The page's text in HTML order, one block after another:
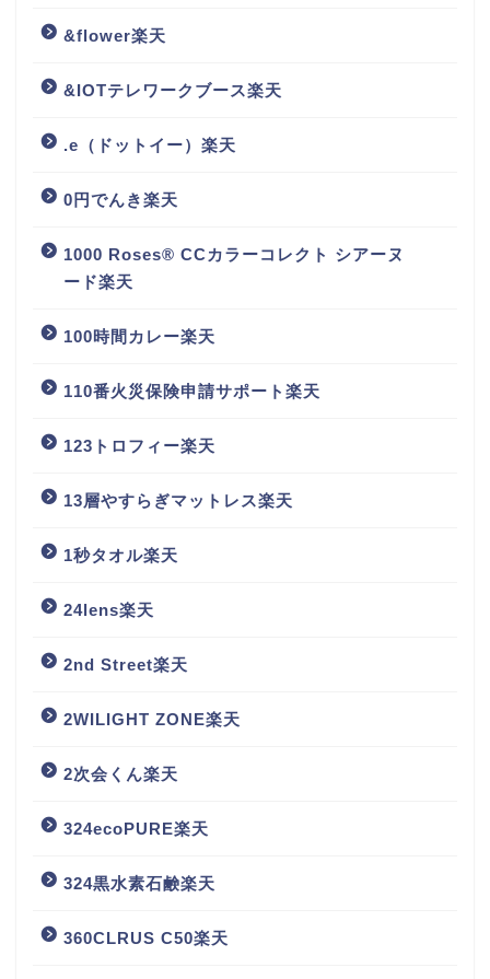
&flower楽天
&IOTテレワークブース楽天
.e（ドットイー）楽天
0円でんき楽天
1000 Roses® CCカラーコレクト シアーヌ
ード楽天
100時間カレー楽天
110番火災保険申請サポート楽天
123トロフィー楽天
13層やすらぎマットレス楽天
1秒タオル楽天
24lens楽天
2nd Street楽天
2WILIGHT ZONE楽天
2次会くん楽天
324ecoPURE楽天
324黒水素石鹸楽天
360CLRUS C50楽天